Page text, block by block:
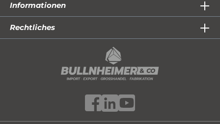
Informationen
Rechtliches